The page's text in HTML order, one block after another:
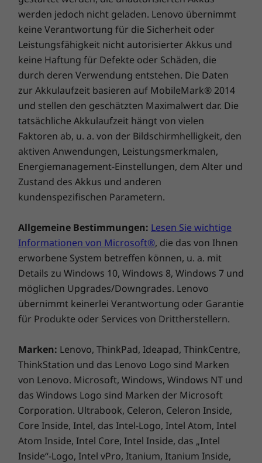
werden jedoch nicht geladen. Lenovo übernimmt
keine Verantwortung für die Sicherheit oder
Leistungsfähigkeit nicht autorisierter Akkus und
keine Haftung für Defekte oder Schäden, die
durch deren Verwendung entstehen. Die Daten
zur Akkulaufzeit basieren auf MobileMark® 2014
und stellen den geschätzten Maximalwert dar. Die
tatsächliche Akkulaufzeit hängt von vielen
Faktoren ab, u. a. von der Bildschirmhelligkeit, den
aktiven Anwendungen, Leistungsmerkmalen,
Energiemanagement-Einstellungen, dem Alter und
Zustand des Akkus und anderen
kundenspezifischen Parametern.
Allgemeine Bestimmungen: Lesen Sie wichtige
Informationen von Microsoft®, die das von Ihnen
erworbene System betreffen können, u. a. mit
Details zu Windows 10, Windows 8, Windows 7 und
möglichen Upgrades/Downgrades. Lenovo
übernimmt keinerlei Verantwortung oder Garantie
für Produkte oder Services von Drittherstellern.
Marken: Lenovo, ThinkPad, Ideapad, ThinkCentre,
ThinkStation und das Lenovo Logo sind Marken
von Lenovo. Microsoft, Windows, Windows NT und
das Windows Logo sind Marken der Microsoft
Corporation. Ultrabook, Celeron, Celeron Inside,
Core Inside, Intel, das Intel-Logo, Intel Atom, Intel
Atom Inside, Intel Core, Intel Inside, das „Intel
Inside“-Logo, Intel vPro, Itanium, Itanium Inside,